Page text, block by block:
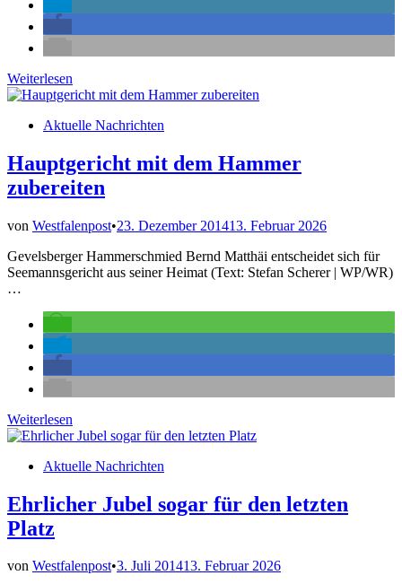
Ein
heißes
Hammerschmied
Weiterlesen
Veröffentlicht
Aktuelle Nachrichten
Hauptgericht mit dem Hammer
zubereiten
von Westfalenpost•23. Dezember 201413. Februar 2026
Gevelsberger Hammerschmied Bernd Matthäi entscheidet sich für
Seemannsgericht aus seiner Heimat (Text: Stefan Scherer | WP/WR)
…
Hauptgericht
mit
Hammer
Weiterlesen
Veröffentlicht
Aktuelle Nachrichten
Ehrlicher Jubel sogar für den letzten
Platz
von Westfalenpost•3. Juli 201413. Februar 2026